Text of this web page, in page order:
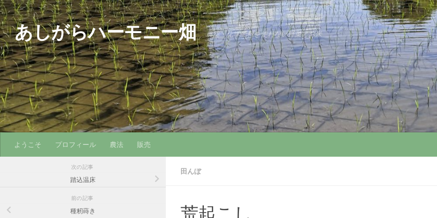
コンテンツへスキップ
あしがらハーモニー畑 農薬・化学肥料を使わない野菜とお米
ようこそ プロフィール 農法 販売
田んぼ
次の記事
踏込温床
前の記事
種籾蒔き